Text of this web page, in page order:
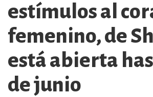
estímulos al
femenino, de
está abierta
de junio